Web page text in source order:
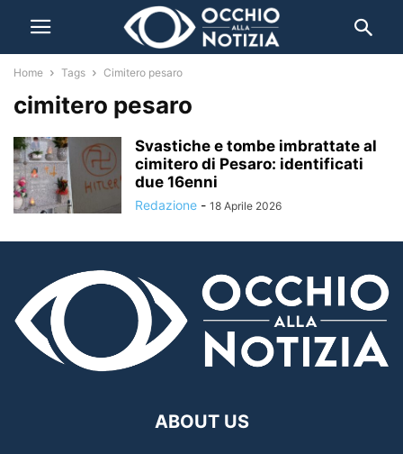
Home Tags Cimitero pesaro
cimitero pesaro
Svastiche e tombe imbrattate al
cimitero di Pesaro: identificati
due 16enni
Redazione - 18 Aprile 2026
ABOUT US